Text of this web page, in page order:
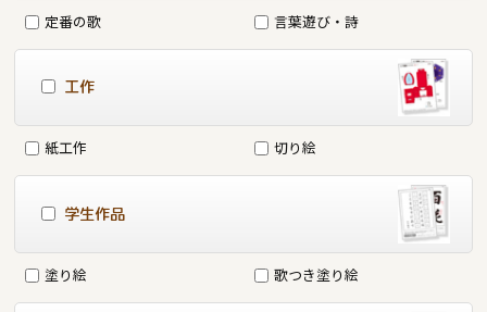
定番の歌 言葉遊び・詩
工作
紙工作 切り絵
学生作品
塗り絵 歌つき塗り絵